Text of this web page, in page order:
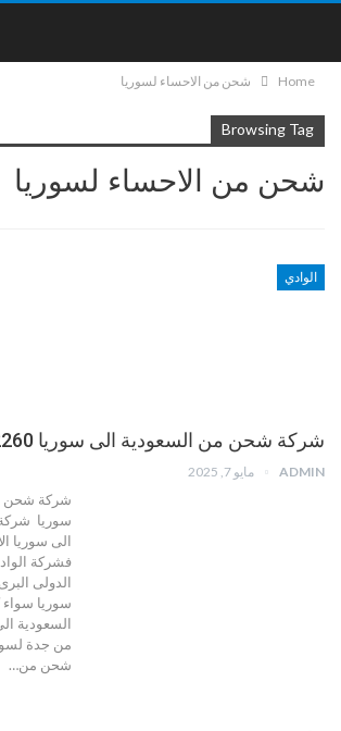
Home شحن من الاحساء لسوريا
Browsing Tag
شحن من الاحساء لسوريا
الوادي
شركة شحن من السعودية الى سوريا 0561162260
ADMIN مايو 7, 2025
شركة شحن
سوريا
الى سوريا
فشركة
الدولى
سوريا
السعودية
من جدة
شحن من…